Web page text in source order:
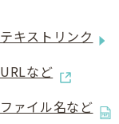
テキストリンク
URLなど
ファイル名など